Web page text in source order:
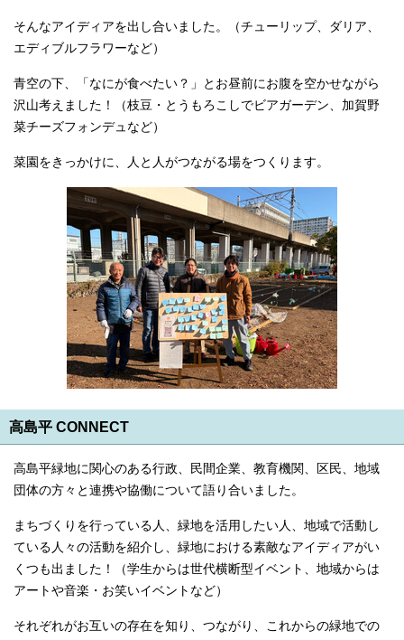
そんなアイディアを出し合いました。（チューリップ、ダリア、
エディブルフラワーなど）
青空の下、「なにが食べたい？」とお昼前にお腹を空かせながら
沢山考えました！（枝豆・とうもろこしでビアガーデン、加賀野
菜チーズフォンデュなど）
菜園をきっかけに、人と人がつながる場をつくります。
高島平 CONNECT
高島平緑地に関心のある行政、民間企業、教育機関、区民、地域
団体の方々と連携や協働について語り合いました。
まちづくりを行っている人、緑地を活用したい人、地域で活動し
ている人々の活動を紹介し、緑地における素敵なアイディアがい
くつも出ました！（学生からは世代横断型イベント、地域からは
アートや音楽・お笑いイベントなど）
それぞれがお互いの存在を知り、つながり、これからの緑地での